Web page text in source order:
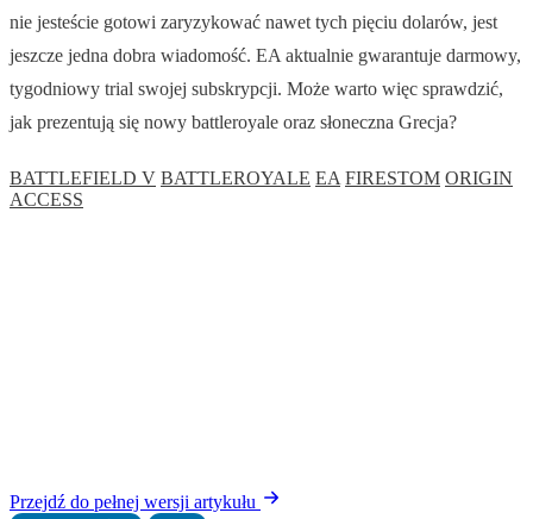
nie jesteście gotowi zaryzykować nawet tych pięciu dolarów, jest
jeszcze jedna dobra wiadomość. EA aktualnie gwarantuje darmowy,
tygodniowy trial swojej subskrypcji. Może warto więc sprawdzić,
jak prezentują się nowy battleroyale oraz słoneczna Grecja?
BATTLEFIELD V BATTLEROYALE EA FIRESTOM ORIGIN
ACCESS
Przejdź do pełnej wersji artykułu